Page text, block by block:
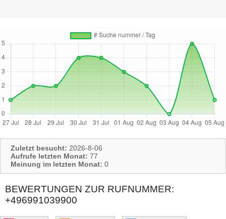
Zuletzt besucht: 2026-8-06
Aufrufe letzten Monat: 77
Meinung im letzten Monat: 0
BEWERTUNGEN ZUR RUFNUMMER:
+496991039900